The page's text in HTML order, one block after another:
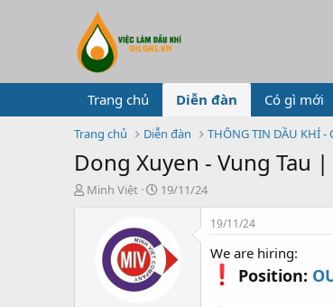
Trang chủ Diễn đàn Có gì mới
Trang chủ Diễn đàn THÔNG TIN DẦU KHÍ -
Dong Xuyen - Vung
T
Minh Việt
N
y
g
ử
19/11/24
19/11/24
We are hiring:
Position: